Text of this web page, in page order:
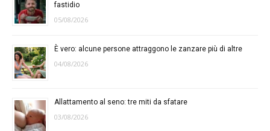
fastidio
05/08/2026
È vero: alcune persone attraggono le zanzare più di altre
04/08/2026
Allattamento al seno: tre miti da sfatare
03/08/2026